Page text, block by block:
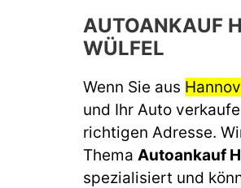
AUTOANKAUF
WÜLFEL
Wenn Sie aus
und Ihr Auto
richtigen Adresse.
Thema Autoankauf
spezialisiert und